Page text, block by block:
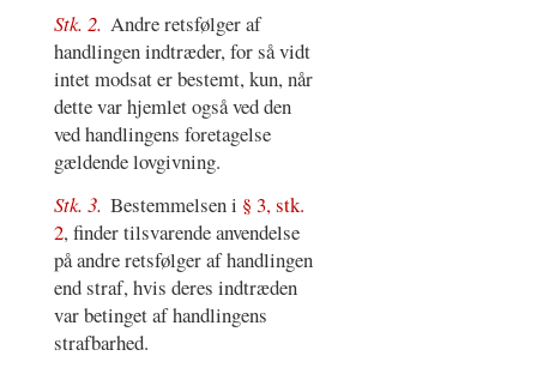
Stk. 2. Andre retsfølger af
handlingen indtræder, for så vidt
intet modsat er bestemt, kun, når
dette var hjemlet også ved den
ved handlingens foretagelse
gældende lovgivning.
Stk. 3. Bestemmelsen i § 3, stk.
2, finder tilsvarende anvendelse
på andre retsfølger af handlingen
end straf, hvis deres indtræden
var betinget af handlingens
strafbarhed.